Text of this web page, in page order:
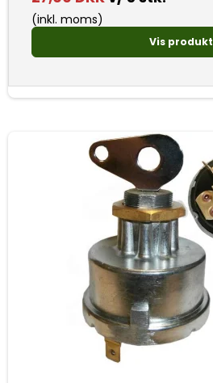
(inkl. moms)
Vis produkt